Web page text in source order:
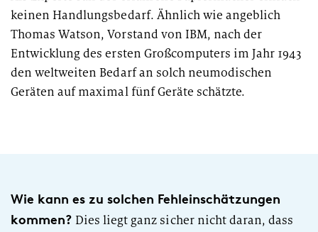
keinen Handlungsbedarf. Ähnlich wie angeblich
Thomas Watson, Vorstand von IBM, nach der
Entwicklung des ersten Großcomputers im Jahr 1943
den weltweiten Bedarf an solch neumodischen
Geräten auf maximal fünf Geräte schätzte.
Wie kann es zu solchen Fehleinschätzungen
kommen? Dies liegt ganz sicher nicht daran, dass